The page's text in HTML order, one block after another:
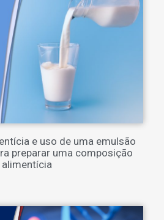
e uso de uma emulsão
preparar uma composição
alimentícia